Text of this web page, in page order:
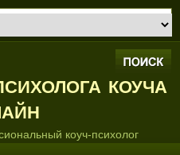
коуча
коуч-психолог